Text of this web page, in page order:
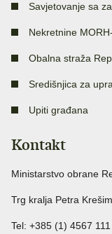
Savjetovanje sa
Nekretnine
Obalna straža
Središnjica za
Upiti građana
Kontakt
Ministarstvo obrane
Trg kralja Petra
Tel: +385 (1) 4567 111